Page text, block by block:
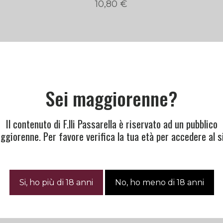
10,80 €
Sei maggiorenne?
Il contenuto di F.lli Passarella è riservato ad un pubblico
Per favore verifica la tua età per accedere al